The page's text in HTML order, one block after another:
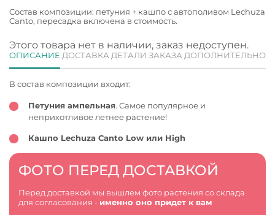
Состав композиции: петуния + кашпо с автополивом Lechuza
Canto, пересадка включена в стоимость.
Этого товара нет в наличии, заказ недоступен.
ФОТО ПЕРЕД ДОСТАВКОЙ
Перед доставкой мы вышлем фото растения со склада
для согласования - именно оно придет к вам
ОПИСАНИЕ ДОСТАВКА ДЕТАЛИ ЗАКАЗА ДОПОЛНИТЕЛЬНО
В состав композиции входит:
Петуния ампельная. Самое популярное и
неприхотливое летнее растение!
Кашпо Lechuza Canto Low или High